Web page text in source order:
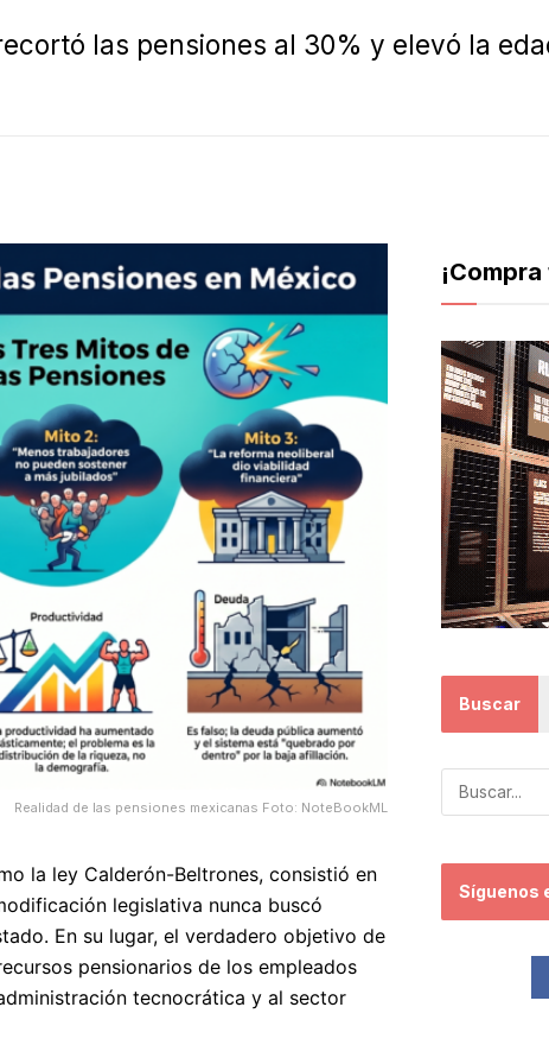
las pensiones al 30% y elevó la
Realidad de las pensiones mexicanas Foto: NoteBookML
la ley Calderón-Beltrones, consistió en
legislativa nunca buscó
En su lugar, el verdadero objetivo de
pensionarios de los empleados
tecnocrática y al sector
Buscar
Síguenos